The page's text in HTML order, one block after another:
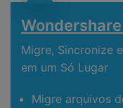
Migre, Sincronize
em um Só Lugar
Migre arquivos